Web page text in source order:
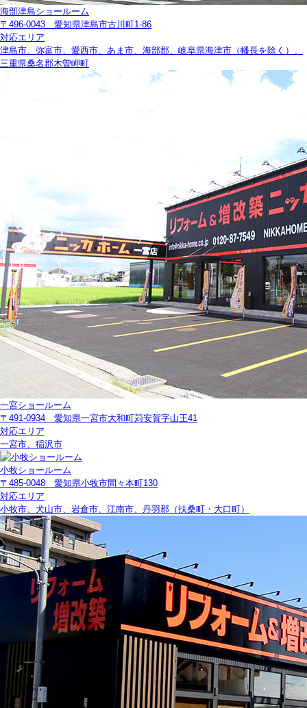
海部津島ショールーム
〒496-0043 愛知県津島市古川町1-86
対応エリア
津島市、弥富市、愛西市、あま市、海部郡、岐阜県海津市（幡長を除く）、
三重県桑名郡木曽岬町
一宮ショールーム
〒491-0934 愛知県一宮市大和町苅安賀字山王41
対応エリア
一宮市、稲沢市
小牧ショールーム
〒485-0048 愛知県小牧市間々本町130
対応エリア
小牧市、犬山市、岩倉市、江南市、丹羽郡（扶桑町・大口町）